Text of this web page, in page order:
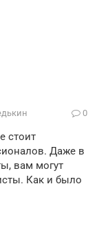
0
стоит
Даже в
вам могут
Как и было